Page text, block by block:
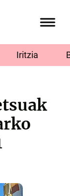
Iritzia